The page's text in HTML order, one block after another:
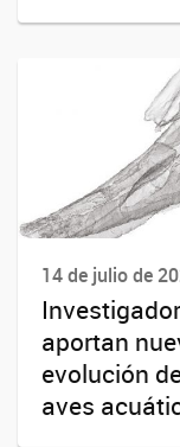
14 de julio de
aportan
evolución
aves